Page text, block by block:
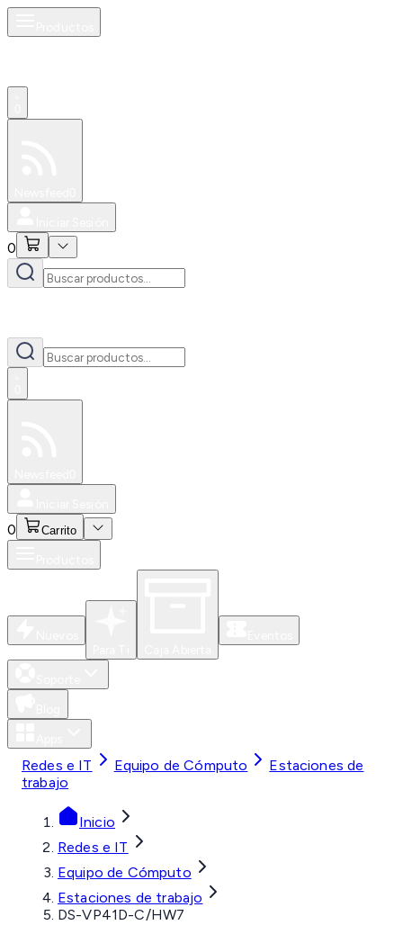
0
0 Carrito
Redes e IT Equipo de Cómputo
Estaciones de
trabajo
Inicio
Redes e IT
Equipo de Cómputo
Estaciones de trabajo
DS-VP41D-C/HW7